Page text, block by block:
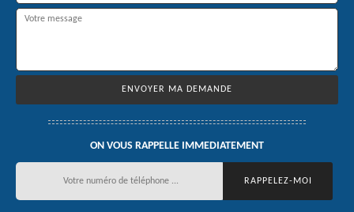
ON VOUS RAPPELLE IMMEDIATEMENT